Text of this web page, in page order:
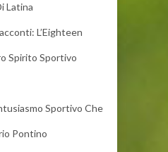
Latina
L’Eighteen
Spirito Sportivo
Sportivo Che
Pontino